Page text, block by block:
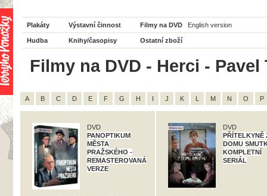
Plakáty Výstavní činnost Filmy na DVD English version
Hudba Knihy/časopisy Ostatní zboží
Filmy na DVD - Herci -
A B C D E F G H I J K L M N O P
DVD
PANOPTIKUM
MĚSTA
PRAŽSKÉHO -
REMASTEROVANÁ
VERZE
DVD
PŘÍTELKYNĚ
DOMU
KOMPLETNÍ
SERIÁL